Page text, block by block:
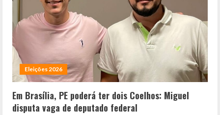
Eleições 2026
Em Brasília, PE poderá ter dois Coelhos: Miguel
disputa vaga de deputado federal